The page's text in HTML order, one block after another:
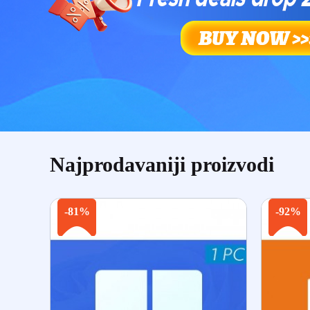
Najprodavaniji proizvodi
-81% -92%